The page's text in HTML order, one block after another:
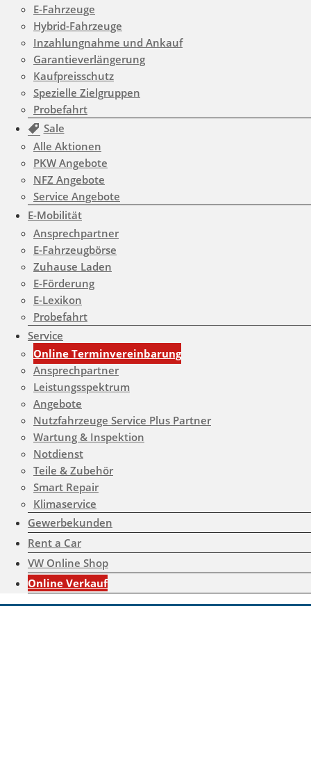
E-Fahrzeuge
Hybrid-Fahrzeuge
Inzahlungnahme und Ankauf
Garantieverlängerung
Kaufpreisschutz
Spezielle Zielgruppen
Probefahrt
Sale
Alle Aktionen
PKW Angebote
NFZ Angebote
Service Angebote
E-Mobilität
Ansprechpartner
E-Fahrzeugbörse
Zuhause Laden
E-Förderung
E-Lexikon
Probefahrt
Service
Online Terminvereinbarung
Ansprechpartner
Leistungsspektrum
Angebote
Nutzfahrzeuge Service Plus Partner
Wartung & Inspektion
Notdienst
Teile & Zubehör
Smart Repair
Klimaservice
Gewerbekunden
Rent a Car
VW Online Shop
Online Verkauf
content/themes/induxo-
child/template-
parts/footer/footer.phpon
line180
0